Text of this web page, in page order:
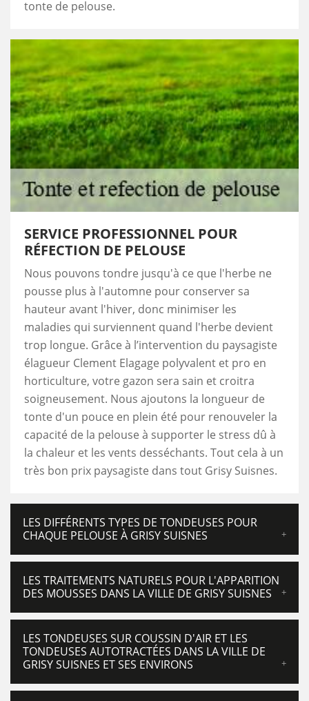
tonte de pelouse.
SERVICE PROFESSIONNEL POUR
RÉFECTION DE PELOUSE
Nous pouvons tondre jusqu'à ce que l'herbe ne
pousse plus à l'automne pour conserver sa
hauteur avant l'hiver, donc minimiser les
maladies qui surviennent quand l'herbe devient
trop longue. Grâce à l’intervention du paysagiste
élagueur Clement Elagage polyvalent et pro en
horticulture, votre gazon sera sain et croitra
soigneusement. Nous ajoutons la longueur de
tonte d'un pouce en plein été pour renouveler la
capacité de la pelouse à supporter le stress dû à
la chaleur et les vents desséchants. Tout cela à un
très bon prix paysagiste dans tout Grisy Suisnes.
LES DIFFÉRENTS TYPES DE TONDEUSES POUR
CHAQUE PELOUSE À GRISY SUISNES
LES TRAITEMENTS NATURELS POUR L'APPARITION
DES MOUSSES DANS LA VILLE DE GRISY SUISNES
LES TONDEUSES SUR COUSSIN D'AIR ET LES
TONDEUSES AUTOTRACTÉES DANS LA VILLE DE
GRISY SUISNES ET SES ENVIRONS